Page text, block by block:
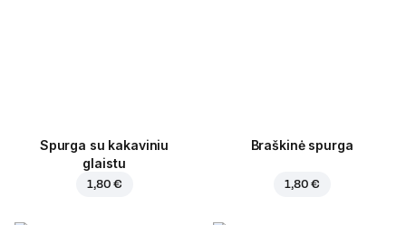
Spurga su kakaviniu
glaistu
1,80 €
Braškinė spurga
1,80 €